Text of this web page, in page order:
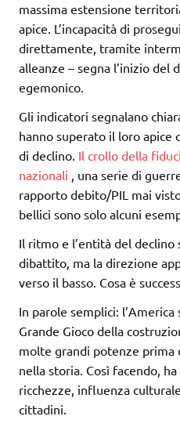
massima estensione
apice. L’incapacità di
direttamente, tramite
alleanze – segna l’inizio del
egemonico.
Gli indicatori segnalano
hanno superato il loro apice
di declino. Il crollo della
nazionali , una serie di
rapporto debito/PIL mai
bellici sono solo alcuni
Il ritmo e l’entità del
dibattito, ma la direzione
verso il basso. Cosa è
In parole semplici:
Grande Gioco della
molte grandi potenze prima
nella storia. Così facendo,
ricchezze, influenza
cittadini.